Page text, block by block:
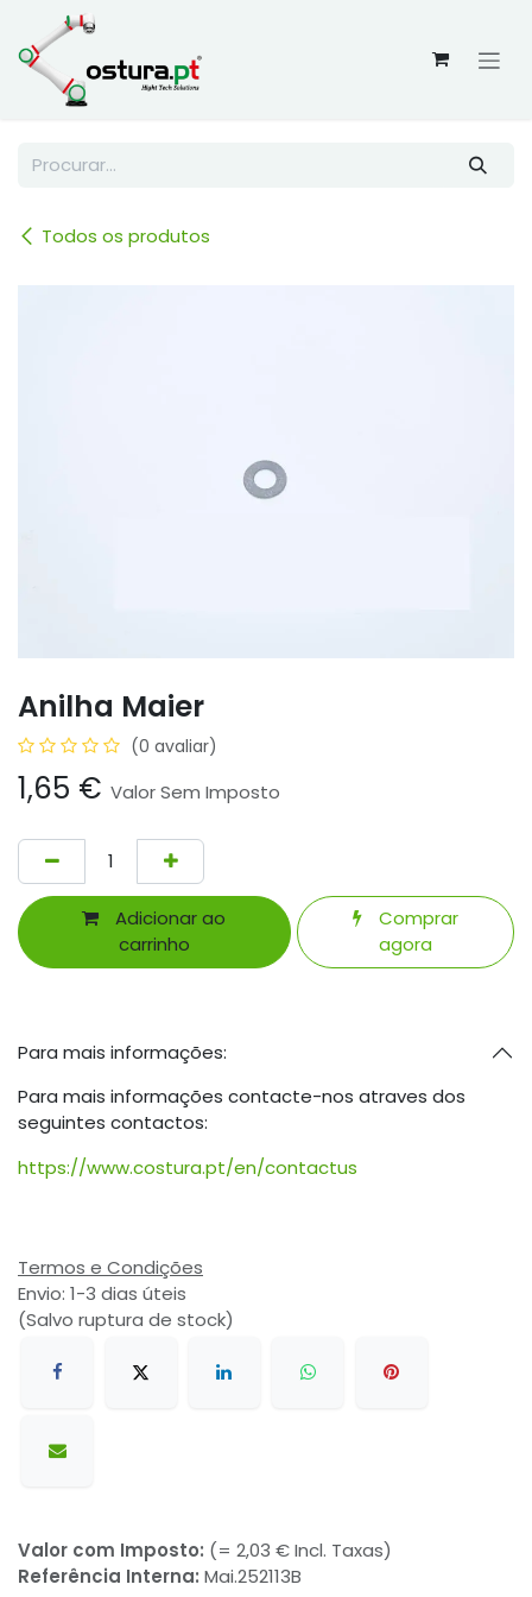
Skip to Content
Todos os produtos
Anilha Maier
(0 avaliar)
1,65 € Valor Sem Imposto
Adicionar ao
carrinho
Comprar
agora
Para mais informações:
Para mais informações contacte-nos atraves dos
seguintes contactos:
https://www.costura.pt/en/contactus
Termos e Condições
Envio: 1-3 dias úteis
(Salvo ruptura de stock)
Valor com Imposto: (= 2,03 € Incl. Taxas)
Referência Interna: Mai.252113B